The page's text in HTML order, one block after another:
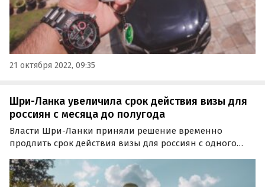
21 октября 2022, 09:35
Шри-Ланка увеличила срок действия визы для
россиян с месяца до полугода
Власти Шри-Ланки приняли решение временно
продлить срок действия визы для россиян с одного
до 25 июня следующего года, сообщает РИА «Новости»
со ссылкой на письмо министерства туризма Шри-